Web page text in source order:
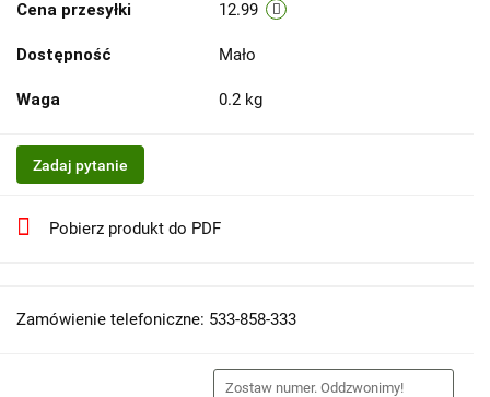
Cena przesyłki 12.99
Dostępność Mało
Waga 0.2 kg
Zadaj pytanie
Pobierz produkt do PDF
Zamówienie telefoniczne: 533-858-333